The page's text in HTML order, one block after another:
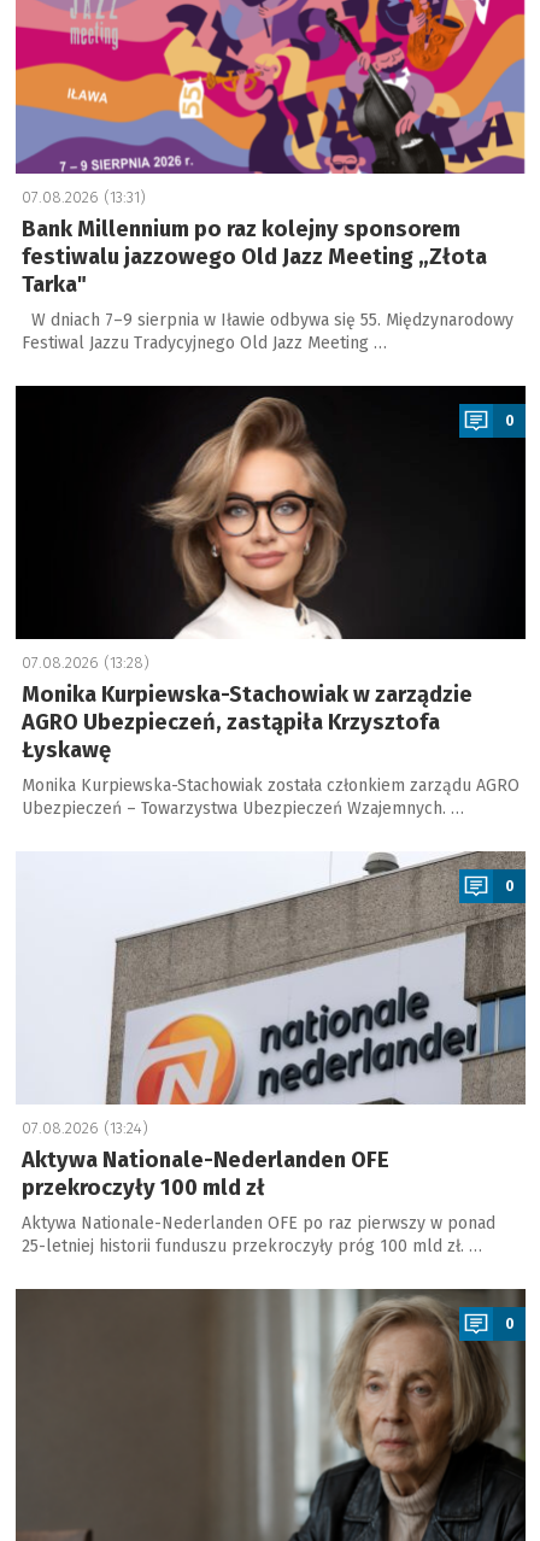
07.08.2026 (13:31)
Bank Millennium po raz kolejny sponsorem
festiwalu jazzowego Old Jazz Meeting „Złota
Tarka"
W dniach 7–9 sierpnia w Iławie odbywa się 55. Międzynarodowy
Festiwal Jazzu Tradycyjnego Old Jazz Meeting …
a
0
07.08.2026 (13:28)
Monika Kurpiewska-Stachowiak w zarządzie
AGRO Ubezpieczeń, zastąpiła Krzysztofa
Łyskawę
Monika Kurpiewska-Stachowiak została członkiem zarządu AGRO
Ubezpieczeń – Towarzystwa Ubezpieczeń Wzajemnych. …
0
07.08.2026 (13:24)
Aktywa Nationale-Nederlanden OFE
przekroczyły 100 mld zł
Aktywa Nationale-Nederlanden OFE po raz pierwszy w ponad
25-letniej historii funduszu przekroczyły próg 100 mld zł. …
a
0